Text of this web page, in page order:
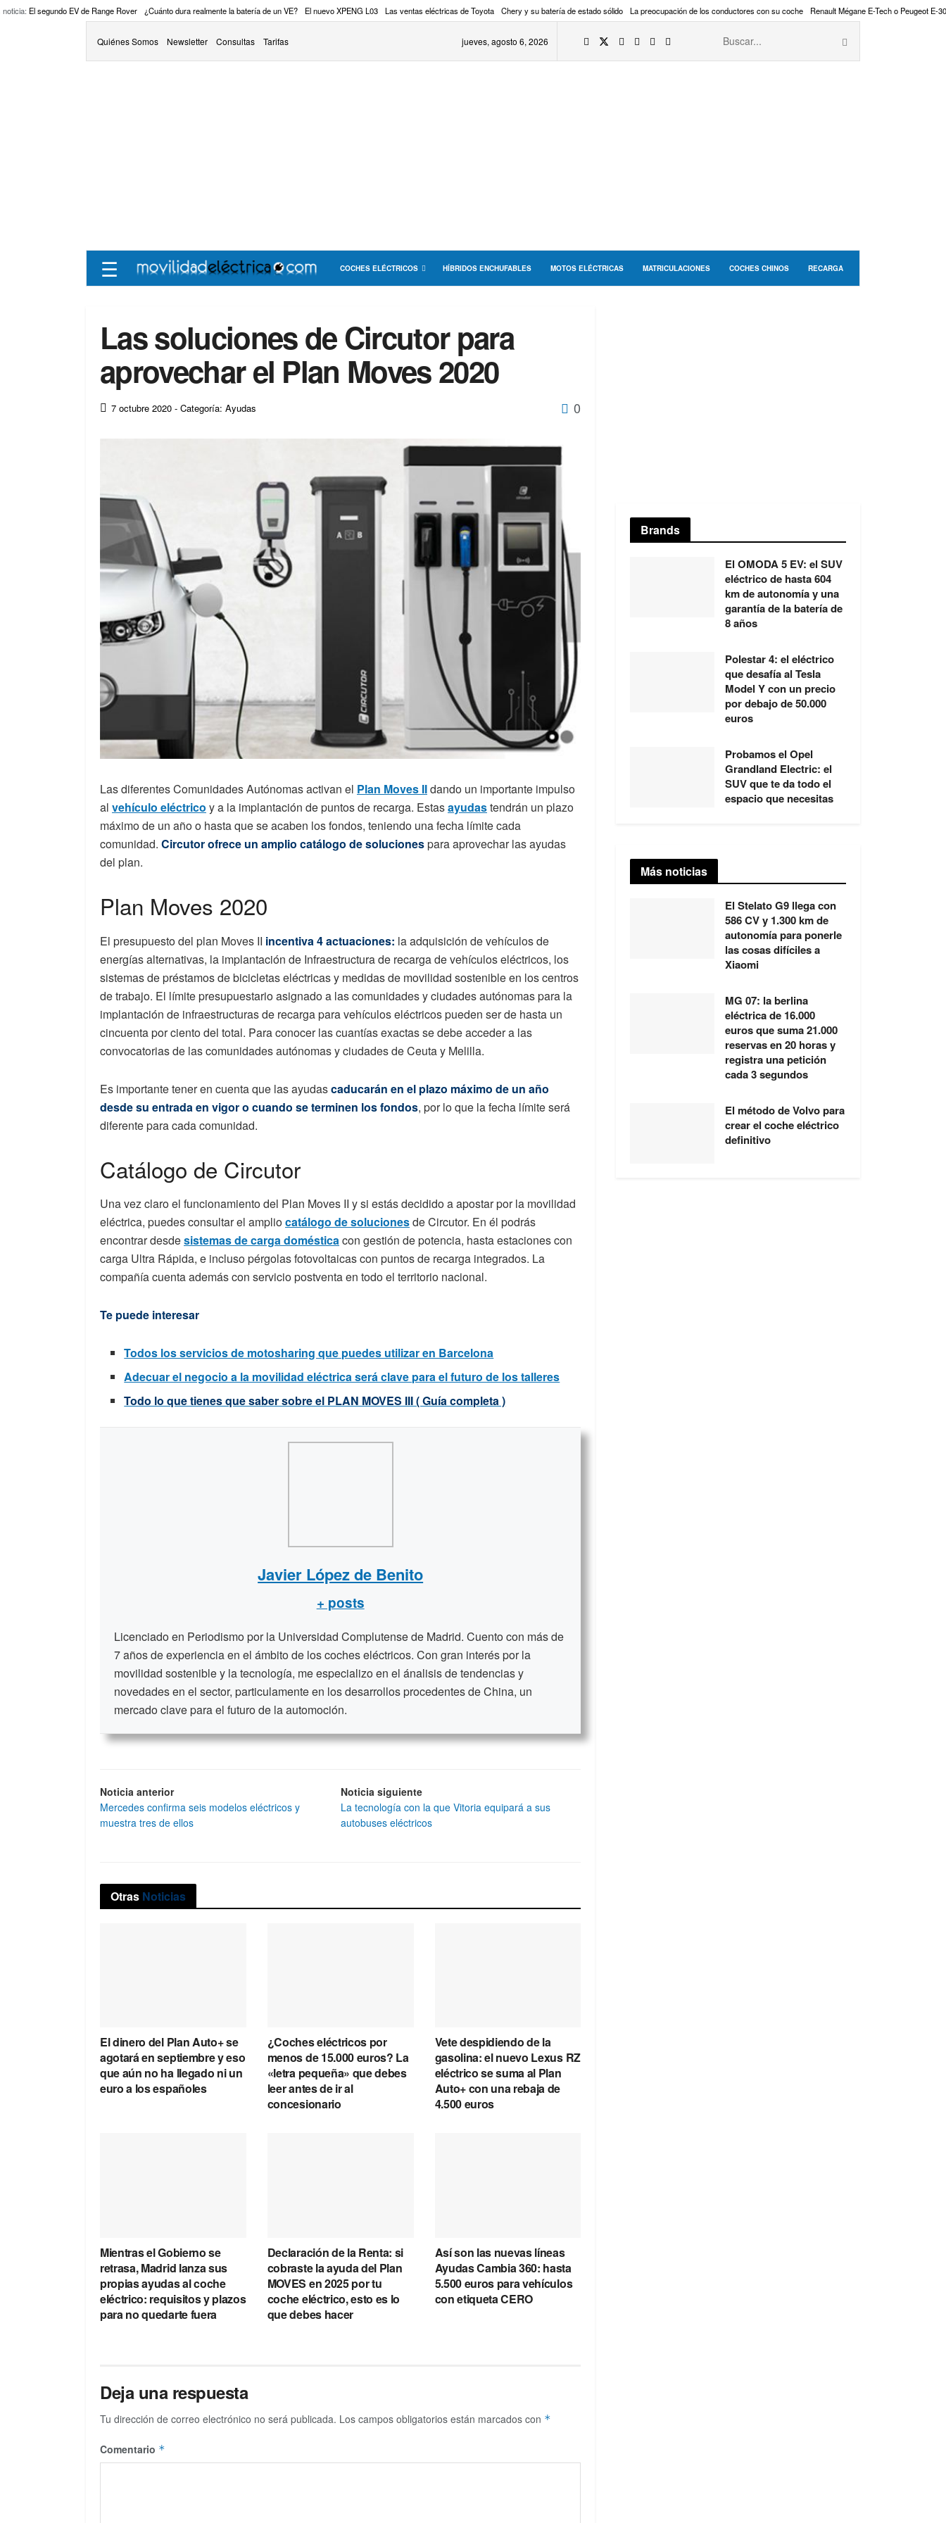
noticia: El segundo EV de Range Rover ¿Cuánto dura realmente la batería de un VE? El nuevo XPENG L03 Las ventas eléctricas de Toyota Chery y su batería de estado sólido La preocupación de los conductores con su coche Renault Mégane E-Tech o Peugeot E-
Quiénes Somos Newsletter Consultas Tarifas jueves, agosto 6, 2026
☰ COCHES ELÉCTRICOS HÍBRIDOS ENCHUFABLES MOTOS ELÉCTRICAS MATRICULACIONES COCHES CHINOS RECARGA
Las soluciones de Circutor para
aprovechar el Plan Moves 2020
7 octubre 2020 - Categoría: Ayudas 0
Las diferentes Comunidades Autónomas activan el Plan Moves IIdando un importante impulso
al vehículo eléctrico y a la implantación de puntos de recarga. Estasayudastendrán un plazo
máximo de un año o hasta que se acaben los fondos, teniendo una fecha límite cada
comunidad. Circutor ofrece un amplio catálogo de solucionespara aprovechar las ayudas
del plan.
Plan Moves 2020
El presupuesto del plan Moves II incentiva 4 actuaciones: la adquisición de vehículos de
energías alternativas, la implantación de Infraestructura de recarga de vehículos eléctricos, los
sistemas de préstamos de bicicletas eléctricas y medidas de movilidad sostenible en los centros
de trabajo. El límite presupuestario asignado a las comunidades y ciudades autónomas para la
implantación de infraestructuras de recarga para vehículos eléctricos pueden ser de hasta un
cincuenta por ciento del total. Para conocer las cuantías exactas se debe acceder a las
convocatorias de las comunidades autónomas y ciudades de Ceuta y Melilla.
Es importante tener en cuenta que las ayudascaducarán en el plazo máximo de un año
desde su entrada en vigor o cuando se terminen los fondos, por lo que la fecha límite será
diferente para cada comunidad.
Catálogo de Circutor
Una vez claro el funcionamiento del Plan Moves II y si estás decidido a apostar por la movilidad
eléctrica, puedes consultar el ampliocatálogo de solucionesde Circutor. En él podrás
encontrar desdesistemas de carga domésticacon gestión de potencia, hasta estaciones con
carga Ultra Rápida, e incluso pérgolas fotovoltaicas con puntos de recarga integrados. La
compañía cuenta además con servicio postventa en todo el territorio nacional.
Te puede interesar
Todos los servicios de motosharing que puedes utilizar en Barcelona
Adecuar el negocio a la movilidad eléctrica será clave para el futuro de los talleres
Todo lo que tienes que saber sobre el PLAN MOVES III ( Guía completa )
Javier López de Benito
+ posts
Licenciado en Periodismo por la Universidad Complutense de Madrid. Cuento con más de
7 años de experiencia en el ámbito de los coches eléctricos. Con gran interés por la
movilidad sostenible y la tecnología, me especializo en el ánalisis de tendencias y
novedades en el sector, particulamente en los desarrollos procedentes de China, un
mercado clave para el futuro de la automoción.
Noticia anterior
Mercedes confirma seis modelos eléctricos y
muestra tres de ellos
Noticia siguiente
La tecnología con la que Vitoria equipará a sus
autobuses eléctricos
Otras Noticias
El dinero del Plan Auto+ se
agotará en septiembre y eso
que aún no ha llegado ni un
euro a los españoles
¿Coches eléctricos por
menos de 15.000 euros? La
«letra pequeña» que debes
leer antes de ir al
concesionario
Vete despidiendo de la
gasolina: el nuevo Lexus RZ
eléctrico se suma al Plan
Auto+ con una rebaja de
4.500 euros
Mientras el Gobierno se
retrasa, Madrid lanza sus
propias ayudas al coche
eléctrico: requisitos y plazos
para no quedarte fuera
Declaración de la Renta: si
cobraste la ayuda del Plan
MOVES en 2025 por tu
coche eléctrico, esto es lo
que debes hacer
Así son las nuevas líneas
Ayudas Cambia 360: hasta
5.500 euros para vehículos
con etiqueta CERO
Deja una respuesta
Tu dirección de correo electrónico no será publicada. Los campos obligatorios están marcados con *
Comentario *
Brands
El OMODA 5 EV: el SUV
eléctrico de hasta 604
km de autonomía y una
garantía de la batería de
8 años
Polestar 4: el eléctrico
que desafía al Tesla
Model Y con un precio
por debajo de 50.000
euros
Probamos el Opel
Grandland Electric: el
SUV que te da todo el
espacio que necesitas
Más noticias
El Stelato G9 llega con
586 CV y 1.300 km de
autonomía para ponerle
las cosas difíciles a
Xiaomi
MG 07: la berlina
eléctrica de 16.000
euros que suma 21.000
reservas en 20 horas y
registra una petición
cada 3 segundos
El método de Volvo para
crear el coche eléctrico
definitivo